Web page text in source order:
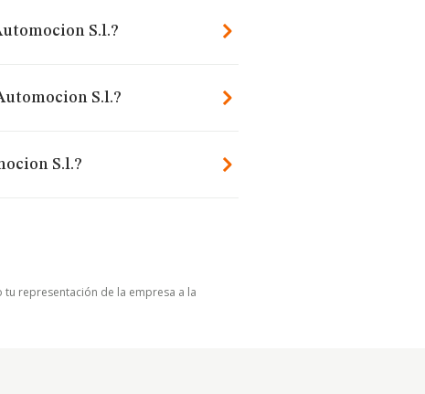
S.l.?
S.l.?
S.l.?
tu representación de la empresa a la